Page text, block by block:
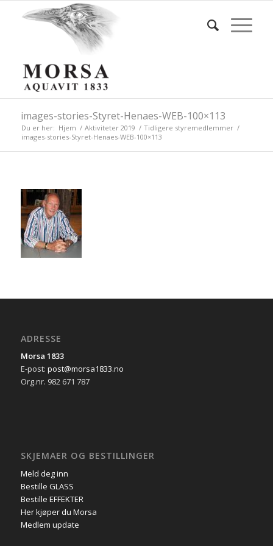
images-stories-Styret-Henaes-WEB-100×113
Du er her: Hjem / Aktiviteter 2019 / Tidligere styremedlemmer /
images-stories-Styret-Henaes-WEB-100×113
ADRESSE
Morsa 1833
E-post: post@morsa1833.no
Org.nr. 982 671 787
SKJEMAER OG BESTILLINGER
Meld deg inn
Bestille GLASS
Bestille EFFEKTER
Her kjøper du Morsa
Medlem update